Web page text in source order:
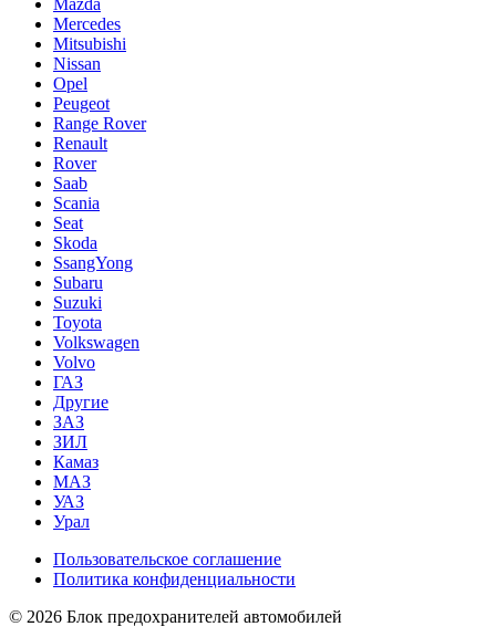
Mercedes
Mitsubishi
Nissan
Opel
Peugeot
Range Rover
Renault
Rover
Saab
Scania
Seat
Skoda
SsangYong
Subaru
Suzuki
Toyota
Volkswagen
Volvo
ГАЗ
Другие
ЗАЗ
ЗИЛ
Камаз
МАЗ
УАЗ
Урал
Пользовательское соглашение
Политика конфиденциальности
© 2026 Блок предохранителей автомобилей